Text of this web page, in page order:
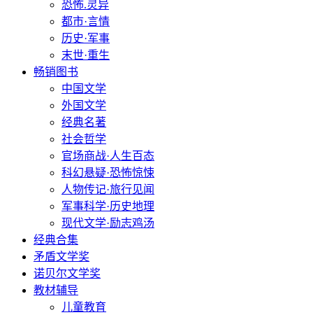
恐怖.灵异
都市·言情
历史·军事
末世·重生
畅销图书
中国文学
外国文学
经典名著
社会哲学
官场商战·人生百态
科幻悬疑·恐怖惊悚
人物传记·旅行见闻
军事科学·历史地理
现代文学·励志鸡汤
经典合集
矛盾文学奖
诺贝尔文学奖
教材辅导
儿童教育